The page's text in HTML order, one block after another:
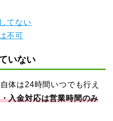
てない
不可
いない
体は24時間いつでも行え
入金対応は営業時間のみ